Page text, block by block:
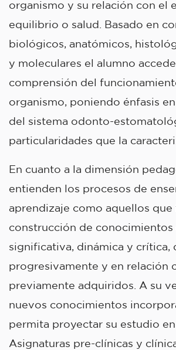
organismo y su relación con el
equilibrio o salud. Basado en
biológicos, anatómicos,
y moleculares el alumno
comprensión del
organismo, poniendo énfasis
del sistema odonto-
particularidades que la
En cuanto a la dimensión
entienden los procesos de
aprendizaje como aquellos que
construcción de conocimientos
significativa, dinámica y crítica,
progresivamente y en relación
previamente adquiridos. A su
nuevos conocimientos
permita proyectar su estudio
Asignaturas pre-clínicas y